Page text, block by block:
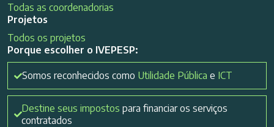
Todas as coordenadorias
Projetos
Todos os projetos
Porque escolher o IVEPESP:
Somos reconhecidos como Utilidade Pública e ICT
Destine seus impostos para financiar os serviços
contratados